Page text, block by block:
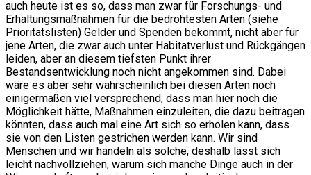
auch heute ist es so, dass man zwar für Forschungs- und
Erhaltungsmaßnahmen für die bedrohtesten Arten (siehe
Prioritätslisten) Gelder und Spenden bekommt, nicht aber für
jene Arten, die zwar auch unter Habitatverlust und Rückgängen
leiden, aber an diesem tiefsten Punkt ihrer
Bestandsentwicklung noch nicht angekommen sind. Dabei
wäre es aber sehr wahrscheinlich bei diesen Arten noch
einigermaßen viel versprechend, dass man hier noch die
Möglichkeit hätte, Maßnahmen einzuleiten, die dazu beitragen
könnten, dass auch mal eine Art sich so erholen kann, dass
sie von den Listen gestrichen werden kann. Wir sind
Menschen und wir handeln als solche, deshalb lässt sich
leicht nachvollziehen, warum sich manche Dinge auch in der